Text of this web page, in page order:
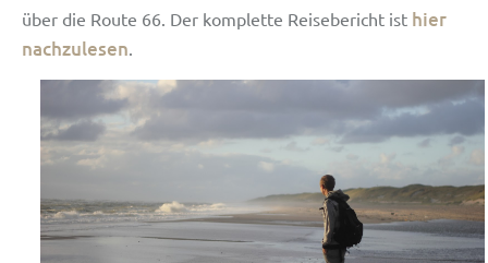
über die Route 66. Der komplette Reisebericht ist hier
nachzulesen.